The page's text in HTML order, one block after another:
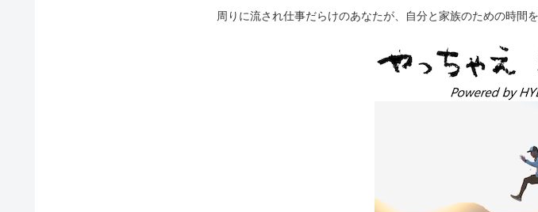
周りに流され仕事だらけのあなたが、自分と家族のための時間